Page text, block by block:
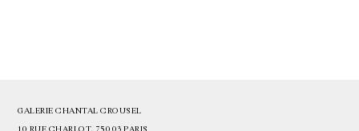
GALERIE CHANTAL CROUSEL